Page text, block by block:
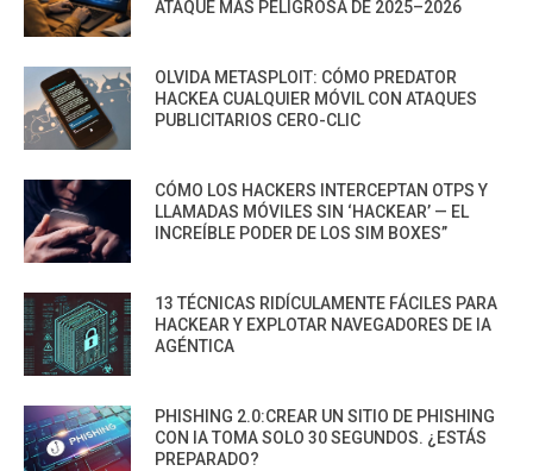
ATAQUE MÁS PELIGROSA DE 2025–2026
OLVIDA METASPLOIT: CÓMO PREDATOR
HACKEA CUALQUIER MÓVIL CON ATAQUES
PUBLICITARIOS CERO-CLIC
CÓMO LOS HACKERS INTERCEPTAN OTPS Y
LLAMADAS MÓVILES SIN ‘HACKEAR’ — EL
INCREÍBLE PODER DE LOS SIM BOXES”
13 TÉCNICAS RIDÍCULAMENTE FÁCILES PARA
HACKEAR Y EXPLOTAR NAVEGADORES DE IA
AGÉNTICA
PHISHING 2.0:CREAR UN SITIO DE PHISHING
CON IA TOMA SOLO 30 SEGUNDOS. ¿ESTÁS
PREPARADO?